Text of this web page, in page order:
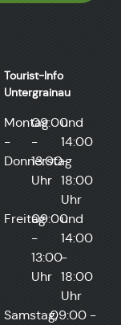
Tourist-Info
Untergrainau​
Montag
-
Donnerstag
09:00
-
13:00
Uhr
und
14:00
-
18:00
Uhr
Freitag09:00
-
13:00
Uhr
und
14:00
-
18:00
Uhr
Samstag,09:00 -